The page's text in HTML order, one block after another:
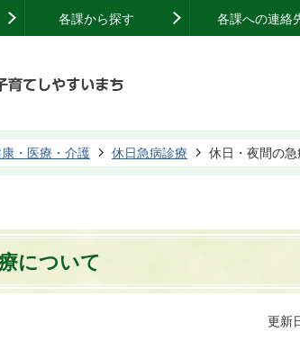
各課から探す 各課への連絡
・医療・介護 休日急病診療 休日・夜間の
について
更新